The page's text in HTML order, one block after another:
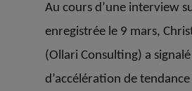
Au cours d’une interview
enregistrée le 9 mars,
(Ollari Consulting) a
d’accélération de